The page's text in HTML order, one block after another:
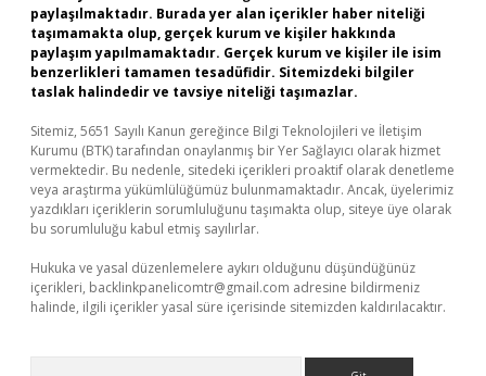
paylaşılmaktadır. Burada yer alan içerikler haber niteliği
taşımamakta olup, gerçek kurum ve kişiler hakkında
paylaşım yapılmamaktadır. Gerçek kurum ve kişiler ile isim
benzerlikleri tamamen tesadüfidir. Sitemizdeki bilgiler
taslak halindedir ve tavsiye niteliği taşımazlar.
Sitemiz, 5651 Sayılı Kanun gereğince Bilgi Teknolojileri ve İletişim
Kurumu (BTK) tarafından onaylanmış bir Yer Sağlayıcı olarak hizmet
vermektedir. Bu nedenle, sitedeki içerikleri proaktif olarak denetleme
veya araştırma yükümlülüğümüz bulunmamaktadır. Ancak, üyelerimiz
yazdıkları içeriklerin sorumluluğunu taşımakta olup, siteye üye olarak
bu sorumluluğu kabul etmiş sayılırlar.
Hukuka ve yasal düzenlemelere aykırı olduğunu düşündüğünüz
içerikleri, backlinkpanelicomtr@gmail.com adresine bildirmeniz
halinde, ilgili içerikler yasal süre içerisinde sitemizden kaldırılacaktır.